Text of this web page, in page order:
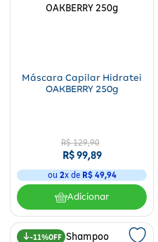
Máscara Capilar Hidratei
OAKBERRY 250g
R$ 129,90
R$99,89
ou 2x de R$ 49,94
Adicionar
11%